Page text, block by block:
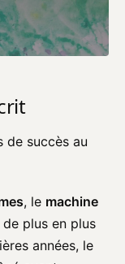
de succès au
, le machine
de plus en plus
années, le